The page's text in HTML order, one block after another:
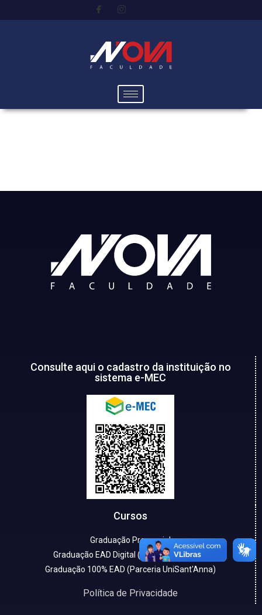
Consulte aqui o cadastro da instituição no
sistema e-MEC
Cursos
Graduação Presencial
Graduação EAD Digital (Parceria UniCESP)
Graduação 100% EAD (Parceria UniSant'Anna)
Política de Privacidade